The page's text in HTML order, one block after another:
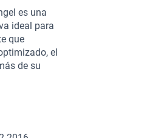
es una
ideal para
que
el
de su
para
Kavak,